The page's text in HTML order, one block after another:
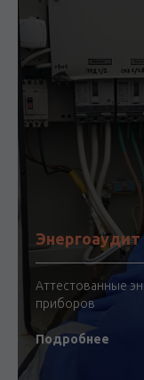
Энергоаудит
Аттестованные
приборов
Подробнее